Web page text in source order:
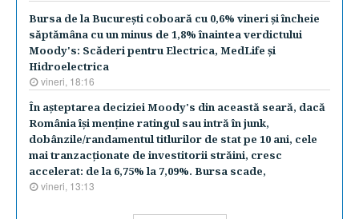
Bursa de la Bucureşti coboară cu 0,6% vineri şi încheie
săptămâna cu un minus de 1,8% înaintea verdictului
Moody's: Scăderi pentru Electrica, MedLife şi
Hidroelectrica
vineri, 18:16
În aşteptarea deciziei Moody's din această seară, dacă
România îşi menţine ratingul sau intră în junk,
dobânzile/randamentul titlurilor de stat pe 10 ani, cele
mai tranzacţionate de investitorii străini, cresc
accelerat: de la 6,75% la 7,09%. Bursa scade,
vineri, 13:13